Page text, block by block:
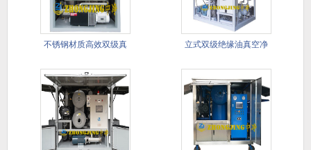
不锈钢材质高效双级真 立式双级绝缘油真空净